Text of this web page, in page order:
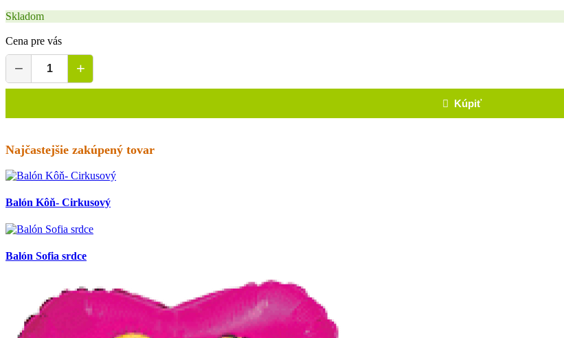
Skladom
Cena pre vás
− +
Kúpiť
Najčastejšie zakúpený tovar
Balón Kôň- Cirkusový
Balón Sofia srdce